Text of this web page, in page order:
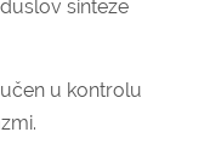
sinteze
u kontrolu